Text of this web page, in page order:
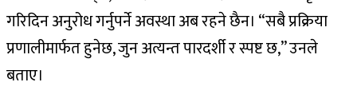
गरिदिन अनुरोध गर्नुपर्ने अवस्था अब रहने छैन। “सबै प्रक्रिया
प्रणालीमार्फत हुनेछ, जुन अत्यन्त पारदर्शी र स्पष्ट छ,” उनले
बताए।